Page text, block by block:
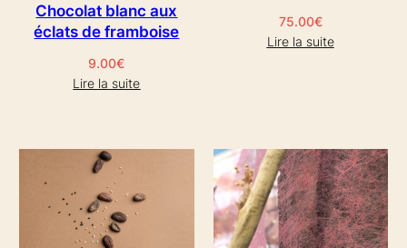
Chocolat blanc aux
éclats de framboise
9.00€
Lire la suite
75.00€
Lire la suite